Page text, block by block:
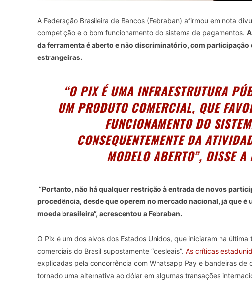
A Federação Brasileira de Bancos (Febraban) afirmou em nota
competição e o bom funcionamento do sistema de pagamentos.
da ferramenta é aberto e não discriminatório, com
estrangeiras.
“O PIX É UMA INFRAESTRUTURA
UM PRODUTO COMERCIAL, QUE
FUNCIONAMENTO DO
CONSEQUENTEMENTE DA
MODELO ABERTO”, DISSE
“Portanto, não há qualquer restrição à entrada de novos
procedência, desde que operem no mercado nacional, já que é
moeda brasileira”, acrescentou a Febraban.
O Pix é um dos alvos dos Estados Unidos, que iniciaram na
comerciais do Brasil supostamente “desleais”. As críticas
explicadas pela concorrência com Whatsapp Pay e bandeiras
tornado uma alternativa ao dólar em algumas transações